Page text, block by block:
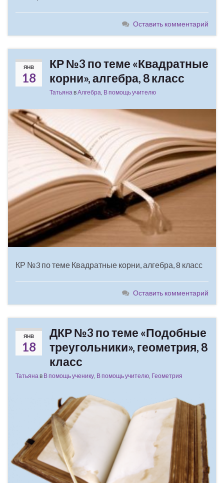
Оставить комментарий
ЯНВ
18
КР №3 по теме «Квадратные
корни», алгебра, 8 класс
Татьяна вАлгебра В помощь учителю
КР №3 по теме Квадратные корни, алгебра, 8 класс
Оставить комментарий
ЯНВ
18
ДКР №3 по теме «Подобные
треугольники», геометрия, 8
класс
Татьяна в В помощь ученику В помощь учителю Геометрия